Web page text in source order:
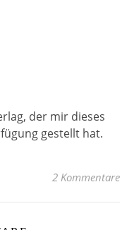
der mir dieses
gestellt hat.
2 Kommentare